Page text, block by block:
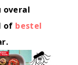
overal
of bestel